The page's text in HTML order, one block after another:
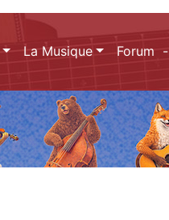
La Musique Forum -